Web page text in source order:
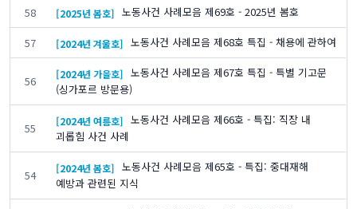
58 [2025년 봄호] 노동사건 사례모음 제69호 - 2025년 봄호
57 [2024년 겨울호] 노동사건 사례모음 제68호 특집 - 채용에 관하여
56 [2024년 가을호] 노동사건 사례모음 제67호 특집 - 특별 기고문
(싱가포르 방문용)
55 [2024년 여름호] 노동사건 사례모음 제66호 - 특집: 직장 내
괴롭힘 사건 사례
54 [2024년 봄호] 노동사건 사례모음 제65호 - 특집: 중대재해
예방과 관련된 지식